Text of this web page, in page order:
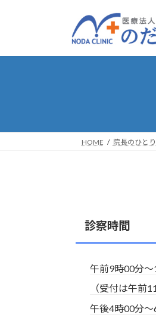
プ
動
HOME 院長のひと
診察時間
午前9時00分
（受付は午前
午後4時00分